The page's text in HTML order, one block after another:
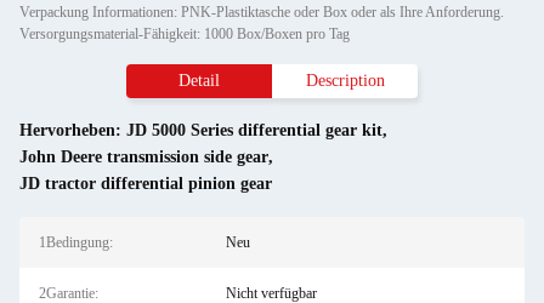
Verpackung Informationen: PNK-Plastiktasche oder Box oder als Ihre Anforderung.
Versorgungsmaterial-Fähigkeit: 1000 Box/Boxen pro Tag
Detail Description
Hervorheben: JD 5000 Series differential gear kit,
John Deere transmission side gear,
JD tractor differential pinion gear
1Bedingung: Neu
2Garantie: Nicht verfügbar